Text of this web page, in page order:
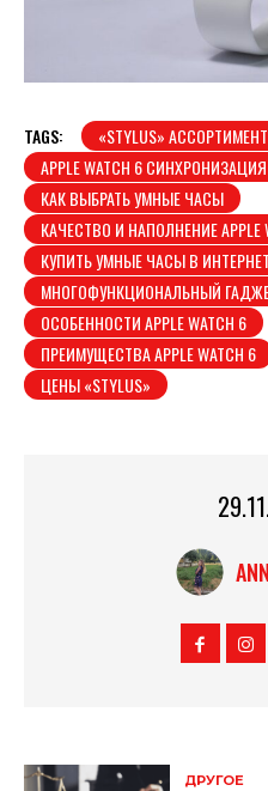
TAGS: «STYLUS» АССОРТИМЕНТ
APPLE WATCH 6
КАК ВЫБРАТЬ УМНЫЕ ЧАСЫ
КАЧЕСТВО И НАПОЛНЕНИЕ APPLE
КУПИТЬ УМНЫЕ ЧАСЫ В
МНОГОФУНКЦИОНАЛЬНЫЙ
ОСОБЕННОСТИ APPLE WATCH 6
ПРЕИМУЩЕСТВА APPLE WATCH 6
ЦЕНЫ «STYLUS»
ДРУГОЕ